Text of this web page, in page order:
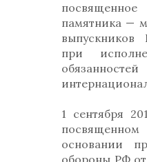
памятника —
выпускников
при
1 сентября
основании
обороны РФ